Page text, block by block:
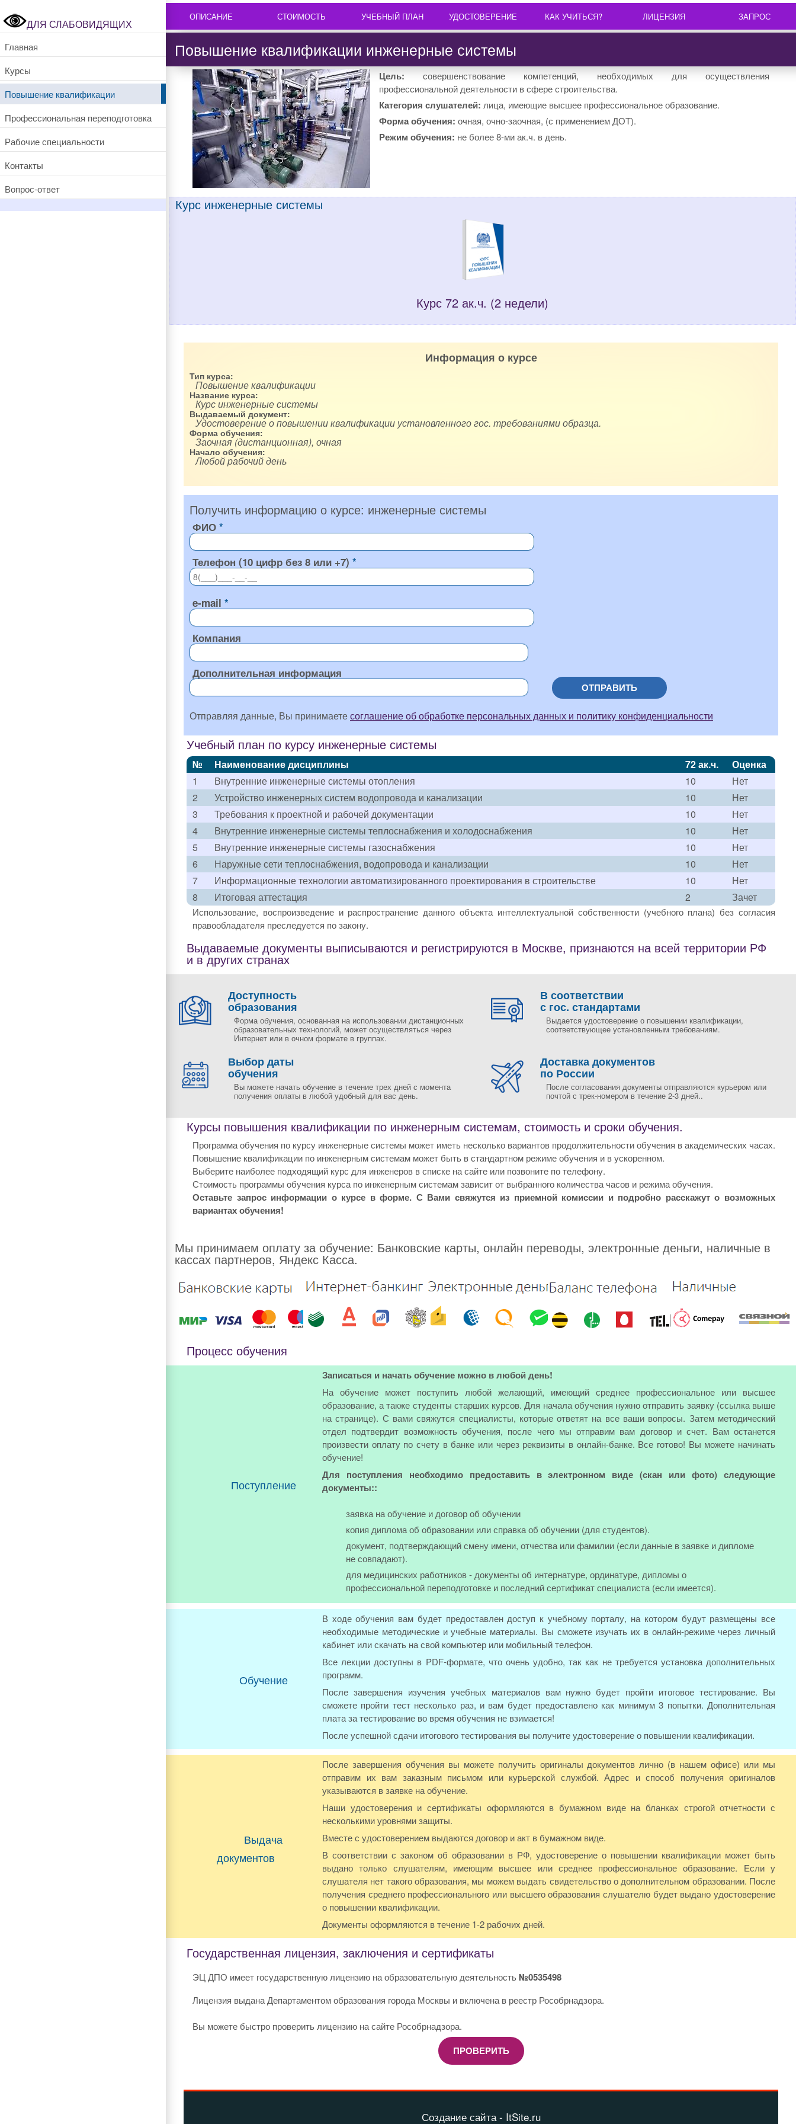
ДЛЯ СЛАБОВИДЯЩИХ
Главная
Курсы
Повышение квалификации
Профессиональная переподготовка
Рабочие специальности
Контакты
Вопрос-ответ
ОПИСАНИЕ СТОИМОСТЬ УЧЕБНЫЙ ПЛАН УДОСТОВЕРЕНИЕ КАК УЧИТЬСЯ? ЛИЦЕНЗИЯ ЗАПРОС
Повышение квалификации инженерные системы
Цель: совершенствование компетенций, необходимых для осуществления
профессиональной деятельности в сфере строительства.
Категория слушателей: лица, имеющие высшее профессиональное образование.
Форма обучения: очная, очно-заочная, (с применением ДОТ).
Режим обучения: не более 8-ми ак.ч. в день.
Курс инженерные системы
Курс 72 ак.ч. (2 недели)
Информация о курсе
Тип курса:
Повышение квалификации
Название курса:
Курс инженерные системы
Выдаваемый документ:
Удостоверение о повышении квалификации установленного гос. требованиями образца.
Форма обучения:
Заочная (дистанционная), очная
Начало обучения:
Любой рабочий день
Получить информацию о курсе: инженерные системы
ФИО
Телефон (10 цифр без 8 или +7)
e-mail
Компания
Дополнительная информация
ОТПРАВИТЬ
Отправляя данные, Вы принимаетесоглашение об обработке персональных данных и политику конфиденциальности
Учебный план по курсу инженерные системы
№ Наименование дисциплины 72 ак.ч.
Оценка
1
Внутренние инженерные системы отопления 10
Нет
2
Устройство инженерных систем водопровода и канализации 10
Нет
3
Требования к проектной и рабочей документации 10
Нет
4
Внутренние инженерные системы теплоснабжения и холодоснабжения 10
Нет
5
Внутренние инженерные системы газоснабжения 10
Нет
6
Наружные сети теплоснабжения, водопровода и канализации 10
Нет
7
Информационные технологии автоматизированного проектирования в строительстве 10
Нет
8
Итоговая аттестация 2 Зачет
Использование, воспроизведение и распространение данного объекта интеллектуальной собственности (учебного плана) без согласия
правообладателя преследуется по закону.
Выдаваемые документы выписываются и регистрируются в Москве, признаются на всей территории РФ
и в других странах
Доступность
образования
Форма обучения, основанная на использовании дистанционных
образовательных технологий, может осуществляться через
Интернет или в очном формате в группах.
В соответствии
с гос. стандартами
Выдается удостоверение о повышении квалификации,
соответствующее установленным требованиям.
Выбор даты
обучения
Вы можете начать обучение в течение трех дней с момента
получения оплаты в любой удобный для вас день.
Доставка документов
по России
После согласования документы отправляются курьером или
почтой с трек-номером в течение 2-3 дней..
Курсы повышения квалификации по инженерным системам, стоимость и сроки обучения.
Программа обучения по курсу инженерные системы может иметь несколько вариантов продолжительности обучения в академических часах.
Повышение квалификации по инженерным системам может быть в стандартном режиме обучения и в ускоренном.
Выберите наиболее подходящий курс для инженеров в списке на сайте или позвоните по телефону.
Стоимость программы обучения курса по инженерным системам зависит от выбранного количества часов и режима обучения.
Оставьте запрос информации о курсе в форме. С Вами свяжутся из приемной комиссии и подробно расскажут о возможных
вариантах обучения!
Мы принимаем оплату за обучение: Банковские карты, онлайн переводы, электронные деньги, наличные в
кассах партнеров, Яндекс Касса.
Процесс обучения
Поступление
Записаться и начать обучение можно в любой день!
На обучение может поступить любой желающий, имеющий среднее профессиональное или высшее
образование, а также студенты старших курсов. Для начала обучения нужно отправить заявку (ссылка выше
на странице). С вами свяжутся специалисты, которые ответят на все ваши вопросы. Затем методический
отдел подтвердит возможность обучения, после чего мы отправим вам договор и счет. Вам останется
произвести оплату по счету в банке или через реквизиты в онлайн-банке. Все готово! Вы можете начинать
обучение!
Для поступления необходимо предоставить в электронном виде (скан или фото) следующие
документы::
заявка на обучение и договор об обучении
копия диплома об образовании или справка об обучении (для студентов).
документ, подтверждающий смену имени, отчества или фамилии (если данные в заявке и дипломе
не совпадают).
для медицинских работников - документы об интернатуре, ординатуре, дипломы о
профессиональной переподготовке и последний сертификат специалиста (если имеется).
Обучение
В ходе обучения вам будет предоставлен доступ к учебному порталу, на котором будут размещены все
необходимые методические и учебные материалы. Вы сможете изучать их в онлайн-режиме через личный
кабинет или скачать на свой компьютер или мобильный телефон.
Все лекции доступны в PDF-формате, что очень удобно, так как не требуется установка дополнительных
программ.
После завершения изучения учебных материалов вам нужно будет пройти итоговое тестирование. Вы
сможете пройти тест несколько раз, и вам будет предоставлено как минимум 3 попытки. Дополнительная
плата за тестирование во время обучения не взимается!
После успешной сдачи итогового тестирования вы получите удостоверение о повышении квалификации.
Выдача
документов
После завершения обучения вы можете получить оригиналы документов лично (в нашем офисе) или мы
отправим их вам заказным письмом или курьерской службой. Адрес и способ получения оригиналов
указываются в заявке на обучение.
Наши удостоверения и сертификаты оформляются в бумажном виде на бланках строгой отчетности с
несколькими уровнями защиты.
Вместе с удостоверением выдаются договор и акт в бумажном виде.
В соответствии с законом об образовании в РФ, удостоверение о повышении квалификации может быть
выдано только слушателям, имеющим высшее или среднее профессиональное образование. Если у
слушателя нет такого образования, мы можем выдать свидетельство о дополнительном образовании. После
получения среднего профессионального или высшего образования слушателю будет выдано удостоверение
о повышении квалификации.
Документы оформляются в течение 1-2 рабочих дней.
Государственная лицензия, заключения и сертификаты
ЭЦ ДПО имеет государственную лицензию на образовательную деятельность№0535498
Лицензия выдана Департаментом образования города Москвы и включена в реестр Рособрнадзора.
Вы можете быстро проверить лицензию на сайте Рособрнадзора.
ПРОВЕРИТЬ
Создание сайта - ItSite.ru